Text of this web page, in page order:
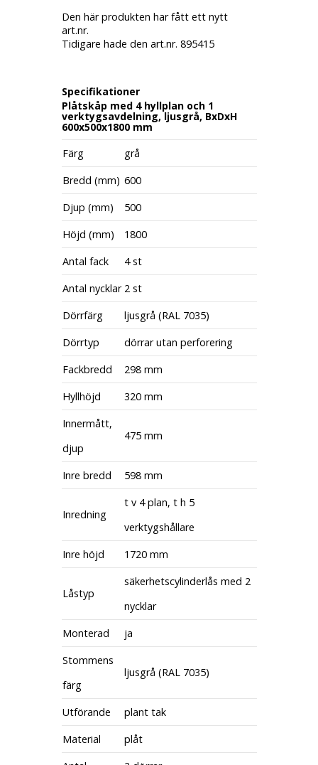
Den här produkten har fått ett nytt
art.nr.
Tidigare hade den art.nr. 895415
Specifikationer
Plåtskåp med 4 hyllplan och 1
verktygsavdelning, ljusgrå, BxDxH
600x500x1800 mm
Färg
grå
Bredd (mm) 600
Djup (mm)
500
Höjd (mm)
1800
Antal fack
4 st
Antal nycklar 2 st
Dörrfärg
ljusgrå (RAL 7035)
Dörrtyp
dörrar utan perforering
Fackbredd
298 mm
Hyllhöjd
320 mm
Innermått,
djup
475 mm
Inre bredd 598 mm
Inredning
t v 4 plan, t h 5
verktygshållare
Inre höjd
1720 mm
Låstyp
säkerhetscylinderlås med 2
nycklar
Monterad
ja
Stommens
färg
ljusgrå (RAL 7035)
Utförande
plant tak
Material
plåt